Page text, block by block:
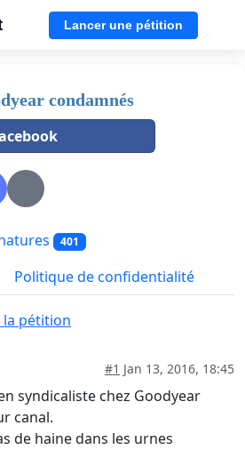
Lancer une pétition
condamnés
401
Politique de confidentialité
pétition
#1 Jan 13, 2016, 18:45
syndicaliste chez Goodyear
canal.
de haine dans les urnes